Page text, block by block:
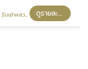
เช่าหลวงปู่โต๊ะ ให้ราคาสูง ดูรายละเอียด